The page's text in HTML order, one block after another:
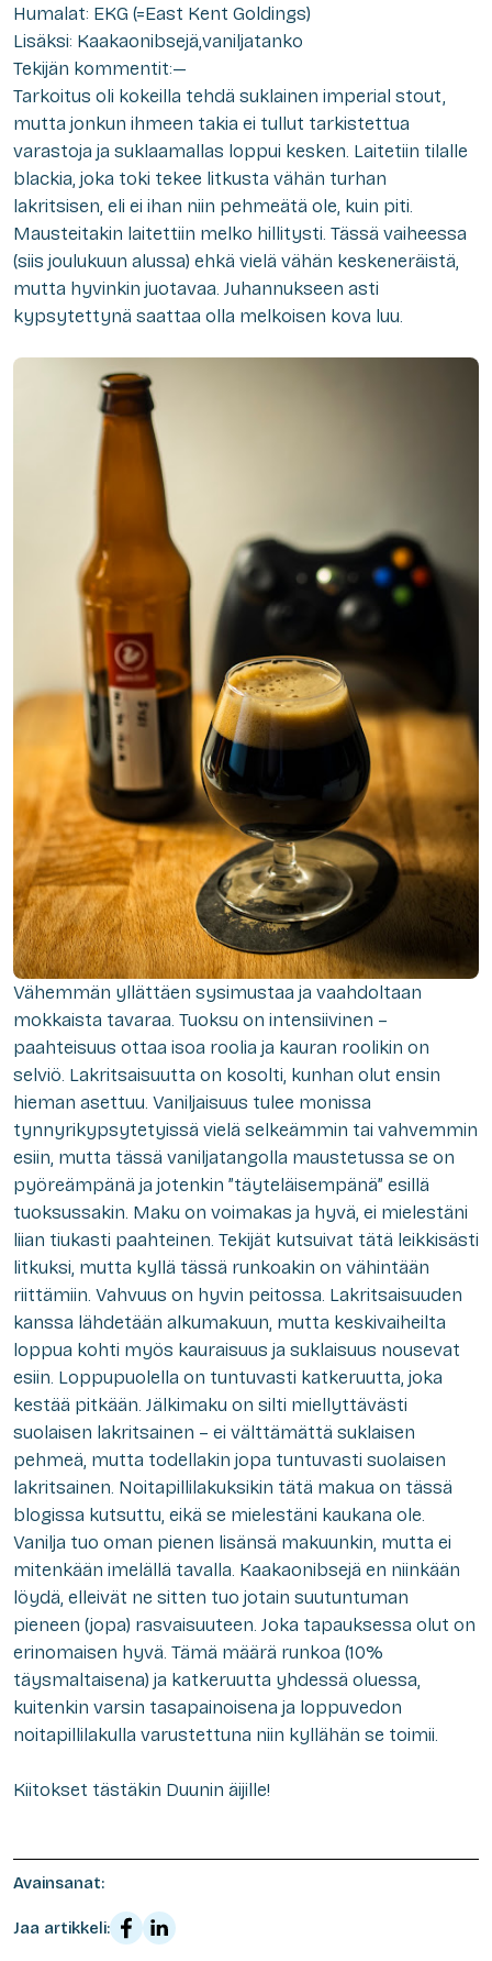
Humalat: EKG (=East Kent Goldings)
Lisäksi: Kaakaonibsejä,vaniljatanko
Tekijän kommentit:—
Tarkoitus oli kokeilla tehdä suklainen imperial stout,
mutta jonkun ihmeen takia ei tullut tarkistettua
varastoja ja suklaamallas loppui kesken. Laitetiin tilalle
blackia, joka toki tekee litkusta vähän turhan
lakritsisen, eli ei ihan niin pehmeätä ole, kuin piti.
Mausteitakin laitettiin melko hillitysti. Tässä vaiheessa
(siis joulukuun alussa) ehkä vielä vähän keskeneräistä,
mutta hyvinkin juotavaa. Juhannukseen asti
kypsytettynä saattaa olla melkoisen kova luu.
Vähemmän yllättäen sysimustaa ja vaahdoltaan
mokkaista tavaraa. Tuoksu on intensiivinen –
paahteisuus ottaa isoa roolia ja kauran roolikin on
selviö. Lakritsaisuutta on kosolti, kunhan olut ensin
hieman asettuu. Vaniljaisuus tulee monissa
tynnyrikypsytetyissä vielä selkeämmin tai vahvemmin
esiin, mutta tässä vaniljatangolla maustetussa se on
pyöreämpänä ja jotenkin ”täyteläisempänä” esillä
tuoksussakin. Maku on voimakas ja hyvä, ei mielestäni
liian tiukasti paahteinen. Tekijät kutsuivat tätä leikkisästi
litkuksi, mutta kyllä tässä runkoakin on vähintään
riittämiin. Vahvuus on hyvin peitossa. Lakritsaisuuden
kanssa lähdetään alkumakuun, mutta keskivaiheilta
loppua kohti myös kauraisuus ja suklaisuus nousevat
esiin. Loppupuolella on tuntuvasti katkeruutta, joka
kestää pitkään. Jälkimaku on silti miellyttävästi
suolaisen lakritsainen – ei välttämättä suklaisen
pehmeä, mutta todellakin jopa tuntuvasti suolaisen
lakritsainen. Noitapillilakuksikin tätä makua on tässä
blogissa kutsuttu, eikä se mielestäni kaukana ole.
Vanilja tuo oman pienen lisänsä makuunkin, mutta ei
mitenkään imelällä tavalla. Kaakaonibsejä en niinkään
löydä, elleivät ne sitten tuo jotain suutuntuman
pieneen (jopa) rasvaisuuteen. Joka tapauksessa olut on
erinomaisen hyvä. Tämä määrä runkoa (10%
täysmaltaisena) ja katkeruutta yhdessä oluessa,
kuitenkin varsin tasapainoisena ja loppuvedon
noitapillilakulla varustettuna niin kyllähän se toimii.
Kiitokset tästäkin Duunin äijille!
Avainsanat:
Jaa artikkeli: